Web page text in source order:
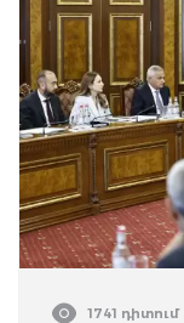
1741 դիտում